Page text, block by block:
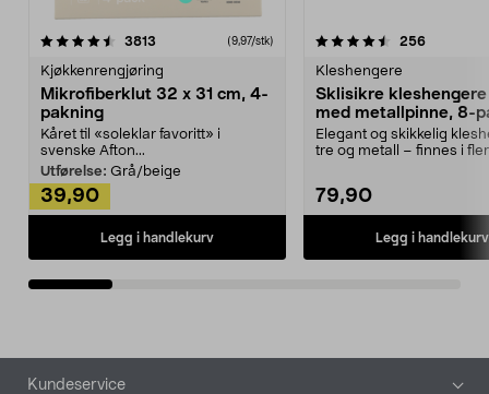
3813 anmeldelser(9,97/stk)
Kjøkkenrengjøring
Mikrofiberklut 32 x 31 cm, 4-
pakning
Kåret til «soleklar favoritt» i
svenske Afton...
Utførelse: Grå/beige
39,90
Legg i handlekurv
4.5av 5 stjerner 256
Kleshengere
Sklisikre
med metallpinne, 8-
Elegant og skikkelig
tre og metall – finnes i
79,90
Legg i handlekurv
4.5av 5 stjerner
Bunntekst
Kundeservice